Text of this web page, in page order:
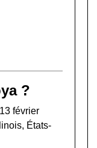
?
février
États-